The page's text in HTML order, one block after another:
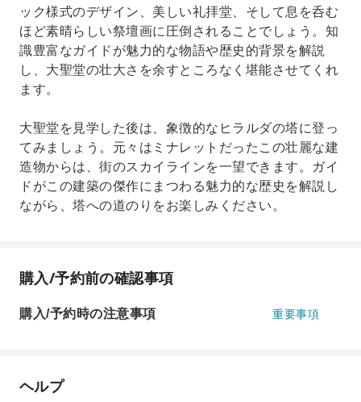
ック様式のデザイン、美しい礼拝堂、そして息を呑む
ほど素晴らしい祭壇画に圧倒されることでしょう。知
識豊富なガイドが魅力的な物語や歴史的背景を解説
し、大聖堂の壮大さを余すところなく堪能させてくれ
ます。
大聖堂を見学した後は、象徴的なヒラルダの塔に登っ
てみましょう。元々はミナレットだったこの壮麗な建
造物からは、街のスカイラインを一望できます。ガイ
ドがこの建築の傑作にまつわる魅力的な歴史を解説し
ながら、塔への道のりをお楽しみください。
購入/予約前の確認事項
購入/予約時の注意事項 重要事項
ヘルプ